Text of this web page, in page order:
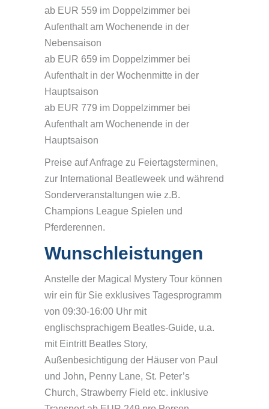
ab EUR 559 im Doppelzimmer bei
Aufenthalt am Wochenende in der
Nebensaison
ab EUR 659 im Doppelzimmer bei
Aufenthalt in der Wochenmitte in der
Hauptsaison
ab EUR 779 im Doppelzimmer bei
Aufenthalt am Wochenende in der
Hauptsaison
Preise auf Anfrage zu Feiertagsterminen,
zur International Beatleweek und während
Sonderveranstaltungen wie z.B.
Champions League Spielen und
Pferderennen.
Wunschleistungen
Anstelle der Magical Mystery Tour können
wir ein für Sie exklusives Tagesprogramm
von 09:30-16:00 Uhr mit
englischsprachigem Beatles-Guide, u.a.
mit Eintritt Beatles Story,
Außenbesichtigung der Häuser von Paul
und John, Penny Lane, St. Peter’s
Church, Strawberry Field etc. inklusive